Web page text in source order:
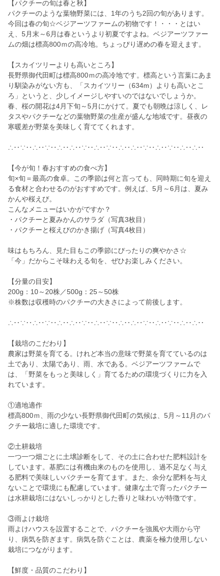
【パクチーの旬は春と秋】
パクチーのような葉物野菜には、1年のうち2回の旬があります。
今回は春の旬☆ベジアーツファームの初物です！・・・とはい
え、5月末～6月は春というより初夏ですよね。ベジアーツファー
ムの畑は標高800ｍの高冷地。ちょっぴり遅めの春を迎えます。
【スカイツリーよりも高いところ】
長野県御代田町は標高800ｍの高冷地です。標高という言葉にあま
り馴染みがない方も、「スカイツリー（634m）よりも高いとこ
ろ」というと、少しイメージしやすいのではないでしょうか。
春、桜の開花は4月下旬～5月にかけて。夏でも朝晩は涼しく、レ
タスやパクチーなどの葉物野菜の生産が盛んな地域です。昼夜の
寒暖差が野菜を美味しく育ててくれます。
∴‥∵‥∴‥∵‥∴‥∴‥∵‥∴‥∵‥∴‥∴‥∵‥∴‥∵‥∴‥∴‥
【今が旬！春おすすめの食べ方】
旬×旬＝最高の食卓。この季節は何と言っても、同時期に旬を迎え
る食材と合わせるのがおすすめです。例えば、5月～6月は、夏み
かんや桜えび。
こんなメニューはいかがですか？
・パクチーと夏みかんのサラダ（写真3枚目）
・パクチーと桜えびのかき揚げ（写真4枚目）
味はもちろん、見た目もこの季節にぴったりの爽やかさ☆
「今」だからこそ味わえる旬を、ぜひお楽しみください。
【分量の目安】
200g：10～20株／500g：25～50株
※株数は収穫時のパクチーの大きさによって前後します。
∴‥∵‥∴‥∵‥∴‥∴‥∵‥∴‥∵‥∴‥∴‥∵‥∴‥∵‥∴‥∴‥
【栽培のこだわり】
農家は野菜を育てる。けれど本当の意味で野菜を育てているのは
土であり、太陽であり、雨、水である。ベジアーツファームで
は、「野菜をもっと美味しく」育てるための環境づくりに力を入
れています。
①適地適作
標高800ｍ、雨の少ない長野県御代田町の気候は、5月～11月のパ
クチー栽培に適した環境です。
②土耕栽培
一つ一つ畑ごとに土壌診断をして、その土に合わせた肥料設計を
しています。基肥には有機由来のものを使用し、過不足なく与え
る肥料で美味しいパクチーを育てます。また、余分な肥料を与え
ないことで環境にも配慮しています。健康な土で育ったパクチー
は水耕栽培にはないしっかりとした香りと味わいが特徴です。
③雨よけ栽培
雨よけハウスを設置することで、パクチーを強風や大雨から守
り、病気を防ぎます。病気を防ぐことは、農薬を極力使用しない
栽培につながります。
【鮮度・品質のこだわり】